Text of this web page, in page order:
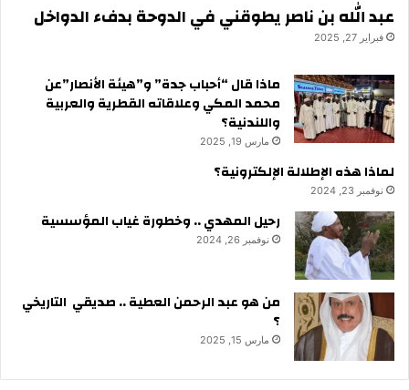
عبد الله بن ناصر يطوقني في الدوحة بدفء الدواخل
فبراير 27, 2025
ماذا قال “أحباب جدة” و”هيئة الأنصار”عن
محمد المكي وعلاقاته القطرية والعربية
واللندنية؟
مارس 19, 2025
لماذا هذه الإطلالة الإلكترونية؟
نوفمبر 23, 2024
رحيل المهدي .. وخطورة غياب المؤسسية
نوفمبر 26, 2024
من هو عبد الرحمن العطية .. صديقي التاريخي
؟
مارس 15, 2025